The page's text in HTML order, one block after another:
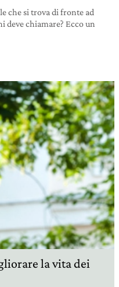
che si trova di fronte ad
deve chiamare? Ecco un
la vita dei